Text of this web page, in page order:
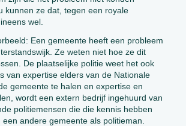
kunnen ze dat, tegen een royale
wel.
Een gemeente heeft een probleem
Ze weten niet hoe ze dit
De plaatselijke politie weet het ook
van expertise elders van de Nationale
gemeente te halen en expertise en
wordt een extern bedrijf ingehuurd van
politiemensen die die kennis hebben
andere gemeente als politieman.